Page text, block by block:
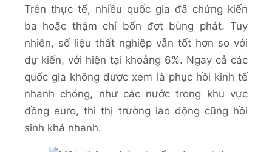
Trên thực tế, nhiều quốc gia đã chứng kiến
ba hoặc thậm chí bốn đợt bùng phát. Tuy
nhiên, số liệu thất nghiệp vẫn tốt hơn so với
dự kiến, với hiện tại khoảng 6%. Ngay cả các
quốc gia không được xem là phục hồi kinh tế
nhanh chóng, như các nước trong khu vực
đồng euro, thì thị trường lao động cũng hồi
sinh khá nhanh.